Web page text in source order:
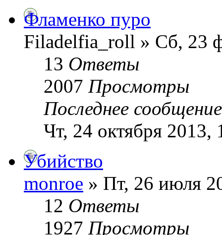
Фламенко пуро
Filadelfia_roll » Сб, 23
13 Ответы
2007 Просмотры
Последнее
Чт, 24 октября 2013,
Убийство
monroe » Пт, 26 июля
12 Ответы
1927 Просмотры